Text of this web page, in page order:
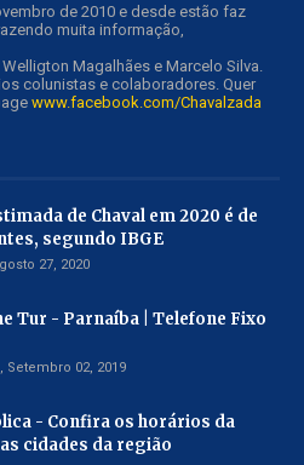
de 2010 e desde estão faz
muita informação,
Magalhães e Marcelo Silva.
colunistas e colaboradores. Quer
www.facebook.com/Chavalzada
de Chaval em 2020 é de
segundo IBGE
27, 2020
Tur - Parnaíba | Telefone Fixo
Setembro 02, 2019
- Confira os horários da
cidades da região